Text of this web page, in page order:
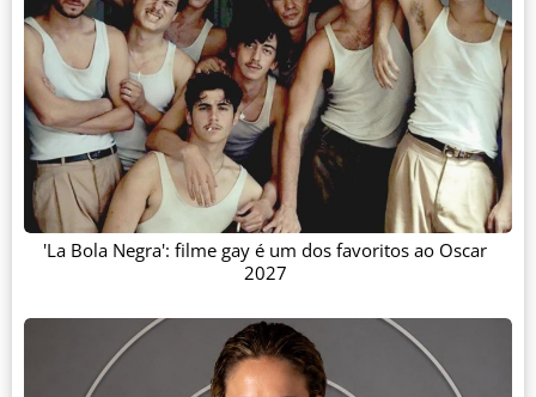
'La Bola Negra': filme gay é um dos favoritos ao Oscar
2027